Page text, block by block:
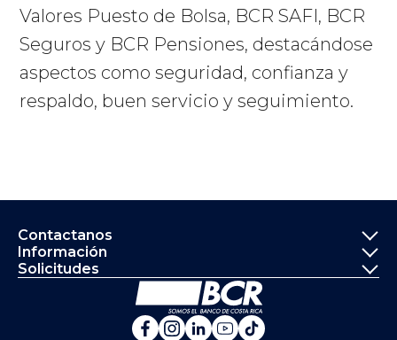
Valores Puesto de Bolsa, BCR SAFI, BCR
Seguros y BCR Pensiones, destacándose
aspectos como seguridad, confianza y
respaldo, buen servicio y seguimiento.
Contactanos
Información
Solicitudes
Ir a la página principal del Banco de
Banco de Costa Rica en
Banco de Costa Rica
Banco de Costa Rica
Banco de Costa
Banco de